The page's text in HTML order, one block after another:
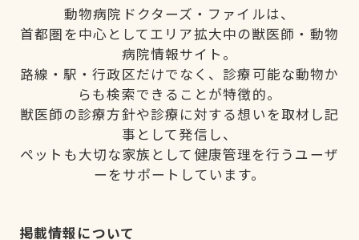
動物病院ドクターズ・ファイルは、
首都圏を中心としてエリア拡大中の獣医師・動物
病院情報サイト。
路線・駅・行政区だけでなく、診療可能な動物か
らも検索できることが特徴的。
獣医師の診療方針や診療に対する想いを取材し記
事として発信し、
ペットも大切な家族として健康管理を行うユーザ
ーをサポートしています。
掲載情報について